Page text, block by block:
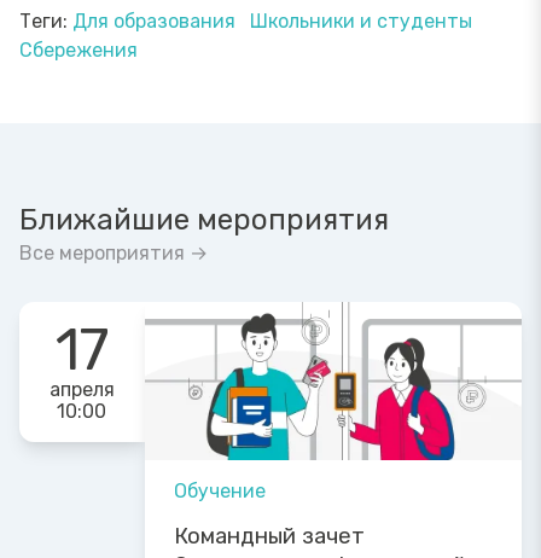
Теги: Для образования
Школьники и студенты
Сбережения
Ближайшие мероприятия
Все мероприятия →
17
апреля
10:00
Обучение
Командный зачет